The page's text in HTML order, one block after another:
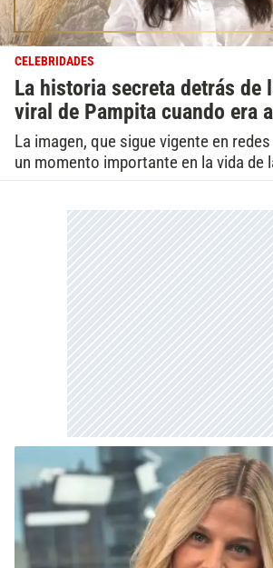
CELEBRIDADES
La historia secreta detrás de
viral de Pampita cuando era
La imagen, que sigue vigente en
un momento importante en la vida de